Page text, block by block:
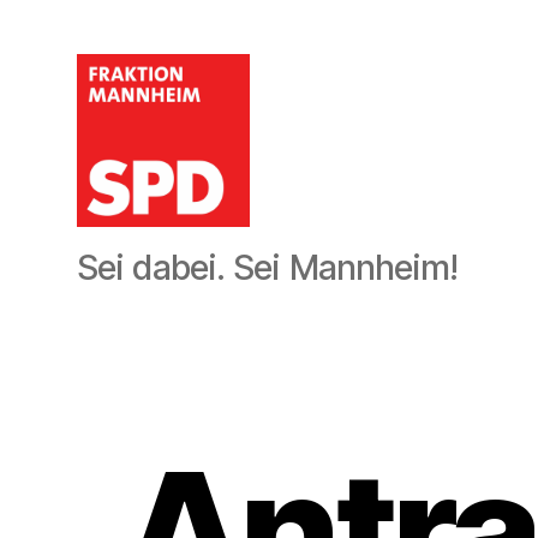
SPD-
Gemeinderatsfraktion
Sei dabei. Sei Mannheim!